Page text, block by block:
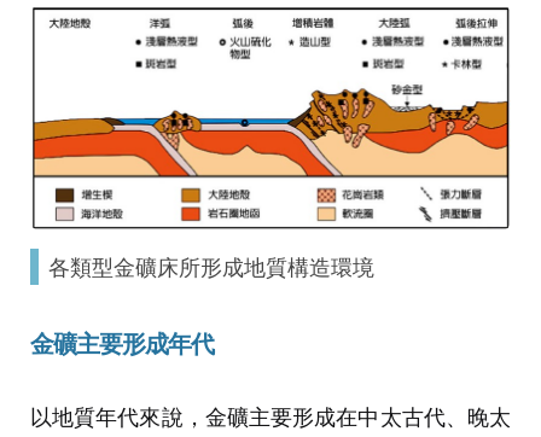
各類型金礦床所形成地質構造環境
金礦主要形成年代
以地質年代來說，金礦主要形成在中太古代、晚太